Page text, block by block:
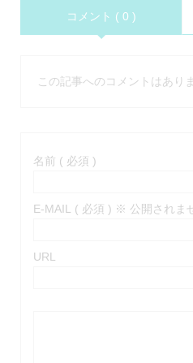
コメント ( 0 )
この記事へのコメントはあり
名前 ( 必須 )
E-MAIL ( 必須 ) ※ 公開されま
URL